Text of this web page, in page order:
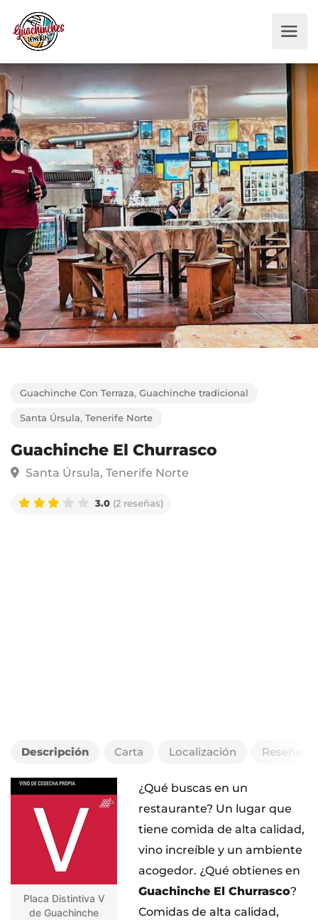
Santa Úrsula,Tenerife Norte
Descripción Carta Localización Reseñas
Placa Distintiva V
de Guachinche
¿Qué buscas en un
restaurante? Un lugar que
tiene comida de alta calidad,
vino increíble y un ambiente
acogedor. ¿Qué obtienes en
Guachinche El Churrasco?
Comidas de alta calidad,